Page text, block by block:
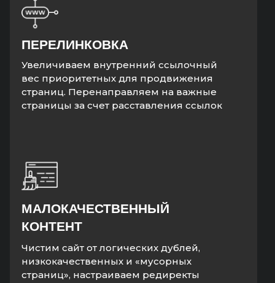
МАЛОКАЧЕСТВЕННЫЙ
КОНТЕНТ
Чистим сайт от логических дублей,
низкокачественных и «мусорных
страниц», настраиваем редиректы
ПЕРЕЛИНКОВКА
Увеличиваем внутренний ссылочный
вес приоритетных для продвижения
страниц. Перенаправляем на важные
страницы за счет расставления ссылок